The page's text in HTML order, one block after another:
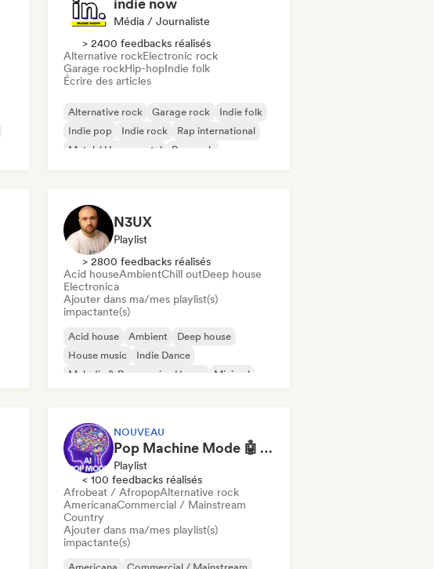
indie now
Média / Journaliste
> 2400 feedbacks réalisés
Alternative rockElectronic rock
Garage rockHip-hopIndie folk
Écrire des articles
Alternative rock Garage rock
Indie folk
Indie pop
Indie rock
Rap international
Metal / Heavy metal
Pop rock
N3UX
Playlist
> 2800 feedbacks réalisés
Acid houseAmbientChill outDeep house
Electronica
Ajouter dans ma/mes playlist(s)
impactante(s)
Acid house Ambient
Deep house
House music
Indie Dance
Melodic & Progressive House
Minimal
NOUVEAU
Pop Machine Mode 🤖 AI Music, Indie Pop & Dream Pop
Playlist
< 100 feedbacks réalisés
Afrobeat / AfropopAlternative rock
AmericanaCommercial / Mainstream
Country
Ajouter dans ma/mes playlist(s)
impactante(s)